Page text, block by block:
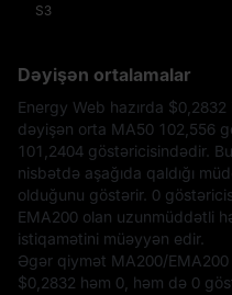
S3
Dəyişən ortalamalar
Energy Web hazırda $0,2832
dəyişən orta MA50 102,556
101,2404 göstəricisindədir.
nisbətdə aşağıda qaldığı
olduğunu göstərir. 0
EMA200 olan uzunmüddətli
istiqamətini müəyyən edir.
Əgər qiymət MA200/EMA200
$0,2832 həm 0, həm də 0